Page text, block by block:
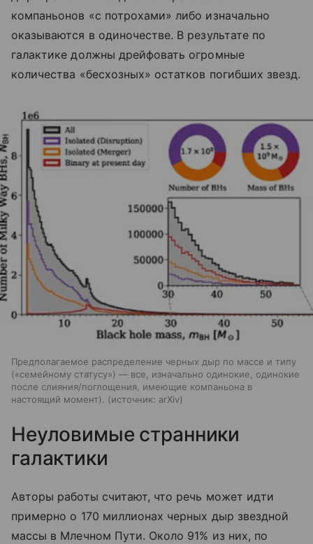
компаньонов «с потрохами» либо изначально
оказываются в одиночестве. В результате по
галактике должны дрейфовать огромные
количества «бесхозных» остатков погибших звезд.
Предполагаемое распределение черных дыр по массе и типу
(«семейному статусу») — все, изначально одинокие, одинокие
после слияния/поглощения, имеющие компаньона в
настоящий момент).
источник: arXiv
Неуловимые странники
галактики
Авторы работы считают, что речь может идти
примерно о 170 миллионах черных дыр звездной
массы в Млечном Пути. Около 91% из них, по